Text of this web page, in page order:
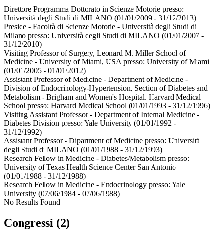
Direttore Programma Dottorato in Scienze Motorie presso:
Università degli Studi di MILANO (01/01/2009 - 31/12/2013)
Preside - Facoltà di Scienze Motorie - Università degli Studi di
Milano presso: Università degli Studi di MILANO (01/01/2007 -
31/12/2010)
Visiting Professor of Surgery, Leonard M. Miller School of
Medicine - University of Miami, USA presso: University of Miami
(01/01/2005 - 01/01/2012)
Assistant Professor of Medicine - Department of Medicine -
Division of Endocrinology-Hypertension, Section of Diabetes and
Metabolism - Brigham and Women's Hospital, Harvard Medical
School presso: Harvard Medical School (01/01/1993 - 31/12/1996)
Visiting Assistant Professor - Department of Internal Medicine -
Diabetes Division presso: Yale University (01/01/1992 -
31/12/1992)
Assistant Professor - Dipartment of Medicine presso: Università
degli Studi di MILANO (01/01/1988 - 31/12/1993)
Research Fellow in Medicine - Diabetes/Metabolism presso:
University of Texas Health Science Center San Antonio
(01/01/1988 - 31/12/1988)
Research Fellow in Medicine - Endocrinology presso: Yale
University (07/06/1984 - 07/06/1988)
No Results Found
Congressi (2)